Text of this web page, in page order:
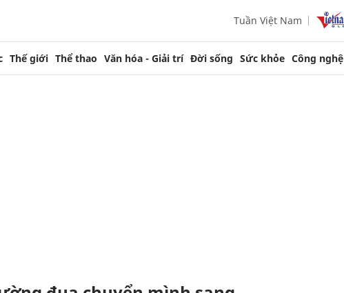
Tuần Việt Nam
Thế giới Thể thao Văn hóa - Giải trí Đời sống Sức khỏe Công nghệ